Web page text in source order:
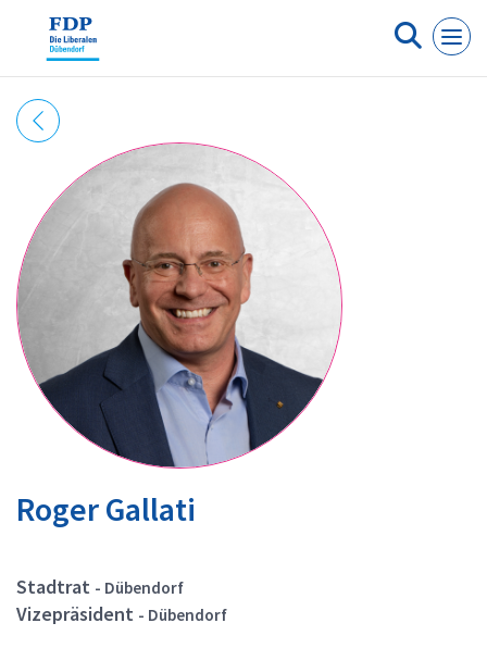
Roger Gallati
Stadtrat - Dübendorf
Vizepräsident - Dübendorf
Cookie-Einstellungen